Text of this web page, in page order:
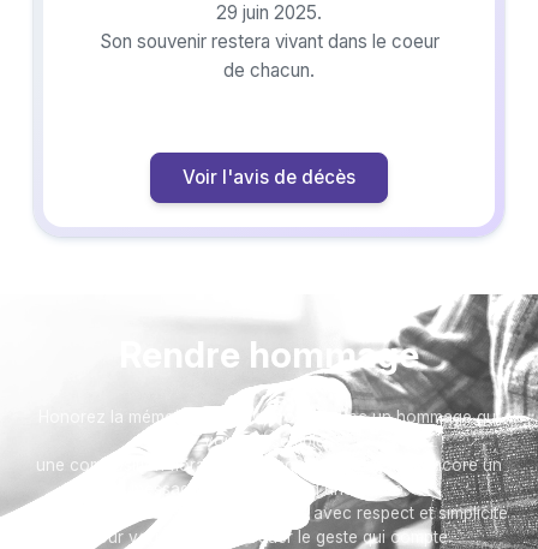
29 juin 2025.
Son souvenir restera vivant dans le coeur
de chacun.
Voir l'avis de décès
Rendre hommage
Honorez la mémoire de votre proche avec un hommage qui
vous ressemble :
une composition florale, une plaque, un arbre, ou encore un
message accompagné d'une photo.
Toutes nos options sont présentées avec respect et simplicité
pour vous aider à marquer le geste qui compte.